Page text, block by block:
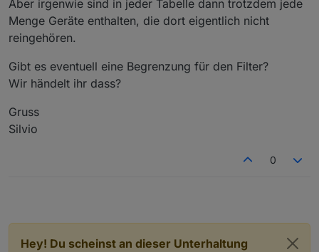
Aber irgenwie sind in jeder Tabelle dann trotzdem jede
Menge Geräte enthalten, die dort eigentlich nicht
reingehören.
Gibt es eventuell eine Begrenzung für den Filter?
Wir händelt ihr dass?
Gruss
Silvio
0
Hey! Du scheinst an dieser Unterhaltung